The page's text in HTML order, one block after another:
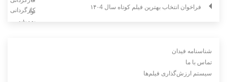
فراخوان انتخاب بهترین فیلم کوتاه سال ۱۴۰4
شناسنامه فیدان
تماس با ما
سیستم ارزش‌گذاری فیلم‌ها